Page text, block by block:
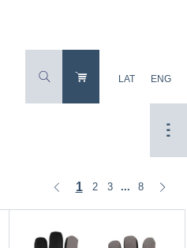
LAT ENG
1 2 3 ... 8